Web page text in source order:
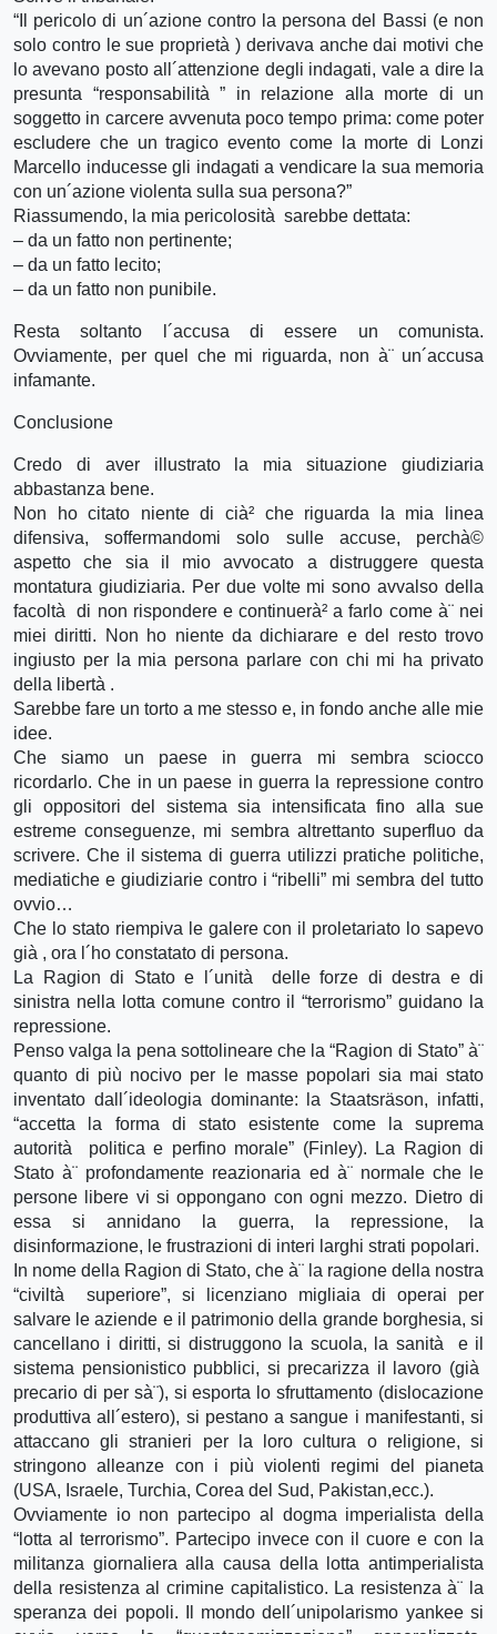
“Il pericolo di un´azione contro la persona del Bassi (e non
solo contro le sue proprietà ) derivava anche dai motivi che
lo avevano posto all´attenzione degli indagati, vale a dire la
presunta “responsabilità ” in relazione alla morte di un
soggetto in carcere avvenuta poco tempo prima: come poter
escludere che un tragico evento come la morte di Lonzi
Marcello inducesse gli indagati a vendicare la sua memoria
con un´azione violenta sulla sua persona?”
Riassumendo, la mia pericolosità sarebbe dettata:
– da un fatto non pertinente;
– da un fatto lecito;
– da un fatto non punibile.
Resta soltanto l´accusa di essere un comunista.
Ovviamente, per quel che mi riguarda, non à¨ un´accusa
infamante.
Conclusione
Credo di aver illustrato la mia situazione giudiziaria
abbastanza bene.
Non ho citato niente di cià² che riguarda la mia linea
difensiva, soffermandomi solo sulle accuse, perchà©
aspetto che sia il mio avvocato a distruggere questa
montatura giudiziaria. Per due volte mi sono avvalso della
facoltà di non rispondere e continuerà² a farlo come à¨ nei
miei diritti. Non ho niente da dichiarare e del resto trovo
ingiusto per la mia persona parlare con chi mi ha privato
della libertà .
Sarebbe fare un torto a me stesso e, in fondo anche alle mie
idee.
Che siamo un paese in guerra mi sembra sciocco
ricordarlo. Che in un paese in guerra la repressione contro
gli oppositori del sistema sia intensificata fino alla sue
estreme conseguenze, mi sembra altrettanto superfluo da
scrivere. Che il sistema di guerra utilizzi pratiche politiche,
mediatiche e giudiziarie contro i “ribelli” mi sembra del tutto
ovvio…
Che lo stato riempiva le galere con il proletariato lo sapevo
già , ora l´ho constatato di persona.
La Ragion di Stato e l´unità delle forze di destra e di
sinistra nella lotta comune contro il “terrorismo” guidano la
repressione.
Penso valga la pena sottolineare che la “Ragion di Stato” à¨
quanto di più nocivo per le masse popolari sia mai stato
inventato dall´ideologia dominante: la Staatsräson, infatti,
“accetta la forma di stato esistente come la suprema
autorità politica e perfino morale” (Finley). La Ragion di
Stato à¨ profondamente reazionaria ed à¨ normale che le
persone libere vi si oppongano con ogni mezzo. Dietro di
essa si annidano la guerra, la repressione, la
disinformazione, le frustrazioni di interi larghi strati popolari.
In nome della Ragion di Stato, che à¨ la ragione della nostra
“civiltà superiore”, si licenziano migliaia di operai per
salvare le aziende e il patrimonio della grande borghesia, si
cancellano i diritti, si distruggono la scuola, la sanità e il
sistema pensionistico pubblici, si precarizza il lavoro (già
precario di per sà¨), si esporta lo sfruttamento (dislocazione
produttiva all´estero), si pestano a sangue i manifestanti, si
attaccano gli stranieri per la loro cultura o religione, si
stringono alleanze con i più violenti regimi del pianeta
(USA, Israele, Turchia, Corea del Sud, Pakistan,ecc.).
Ovviamente io non partecipo al dogma imperialista della
“lotta al terrorismo”. Partecipo invece con il cuore e con la
militanza giornaliera alla causa della lotta antimperialista
della resistenza al crimine capitalistico. La resistenza à¨ la
speranza dei popoli. Il mondo dell´unipolarismo yankee si